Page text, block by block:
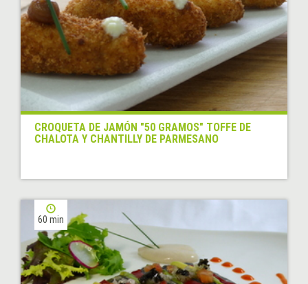
CROQUETA DE JAMÓN "50 GRAMOS" TOFFE DE
CHALOTA Y CHANTILLY DE PARMESANO
60 min